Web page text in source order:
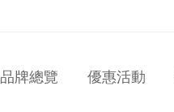
品牌總覽 優惠活動